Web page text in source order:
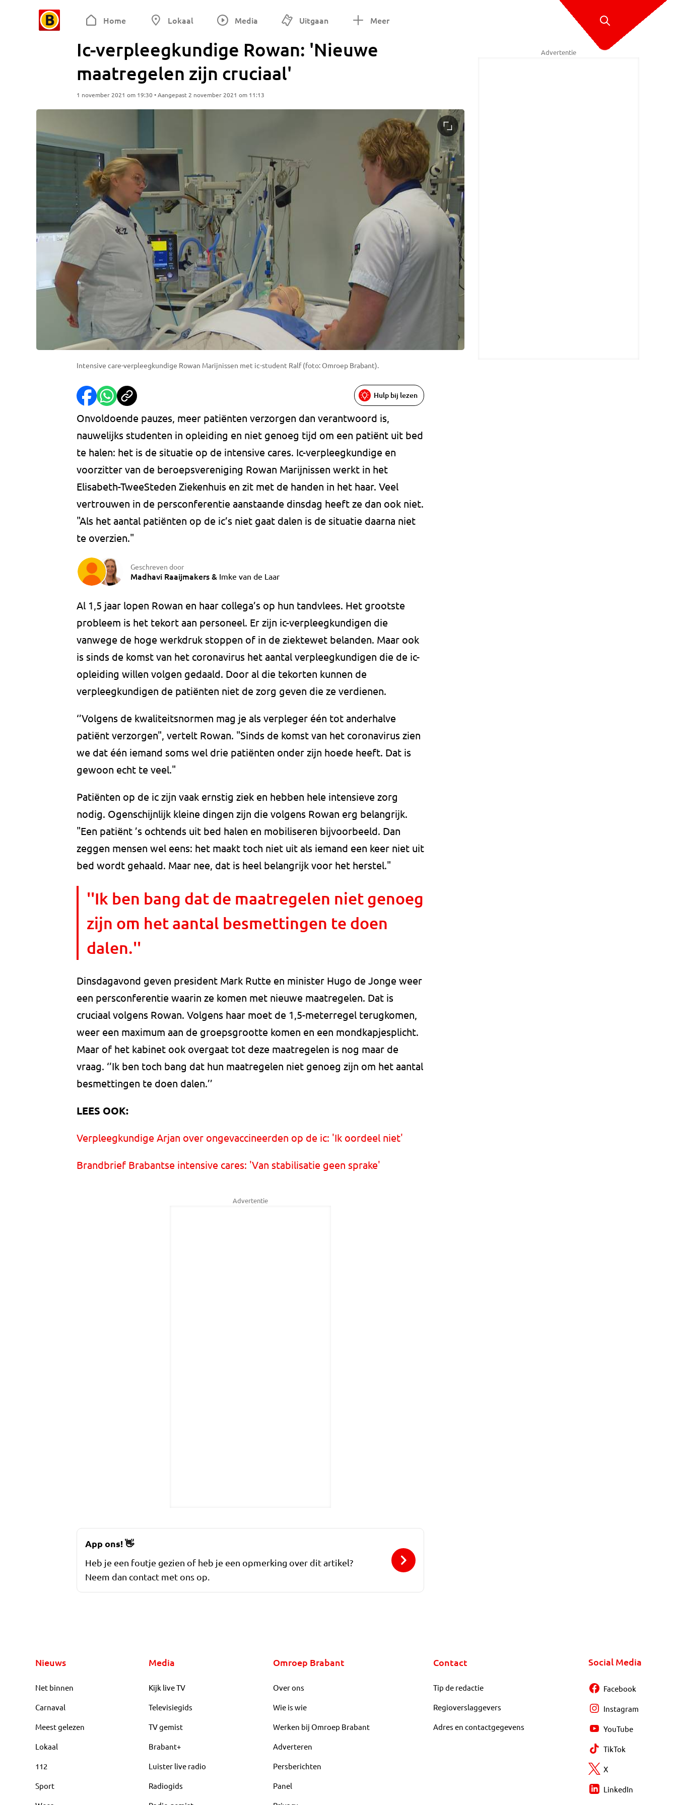
Home Lokaal Media Uitgaan Meer
Ic-verpleegkundige Rowan: 'Nieuwe
maatregelen zijn cruciaal'
1 november 2021 om 19:30 • Aangepast 2 november 2021 om 11:13
Intensive care-verpleegkundige Rowan Marijnissen met ic-student Ralf (foto: Omroep Brabant).
Hulp bij lezen
Onvoldoende pauzes, meer patiënten verzorgen dan verantwoord is,
nauwelijks studenten in opleiding en niet genoeg tijd om een patiënt uit bed
te halen: het is de situatie op de intensive cares. Ic-verpleegkundige en
voorzitter van de beroepsvereniging Rowan Marijnissen werkt in het
Elisabeth-TweeSteden Ziekenhuis en zit met de handen in het haar. Veel
vertrouwen in de persconferentie aanstaande dinsdag heeft ze dan ook niet.
"Als het aantal patiënten op de ic’s niet gaat dalen is de situatie daarna niet
te overzien."
Geschreven door
Madhavi Raaijmakers& Imke van de Laar
Al 1,5 jaar lopen Rowan en haar collega’s op hun tandvlees. Het grootste
probleem is het tekort aan personeel. Er zijn ic-verpleegkundigen die
vanwege de hoge werkdruk stoppen of in de ziektewet belanden. Maar ook
is sinds de komst van het coronavirus het aantal verpleegkundigen die de ic-
opleiding willen volgen gedaald. Door al die tekorten kunnen de
verpleegkundigen de patiënten niet de zorg geven die ze verdienen.
‘’Volgens de kwaliteitsnormen mag je als verpleger één tot anderhalve
patiënt verzorgen", vertelt Rowan. "Sinds de komst van het coronavirus zien
we dat één iemand soms wel drie patiënten onder zijn hoede heeft. Dat is
gewoon echt te veel."
Patiënten op de ic zijn vaak ernstig ziek en hebben hele intensieve zorg
nodig. Ogenschijnlijk kleine dingen zijn die volgens Rowan erg belangrijk.
"Een patiënt ’s ochtends uit bed halen en mobiliseren bijvoorbeeld. Dan
zeggen mensen wel eens: het maakt toch niet uit als iemand een keer niet uit
bed wordt gehaald. Maar nee, dat is heel belangrijk voor het herstel."
''Ik ben bang dat de maatregelen niet genoeg
zijn om het aantal besmettingen te doen
dalen.''
Dinsdagavond geven president Mark Rutte en minister Hugo de Jonge weer
een persconferentie waarin ze komen met nieuwe maatregelen. Dat is
cruciaal volgens Rowan. Volgens haar moet de 1,5-meterregel terugkomen,
weer een maximum aan de groepsgrootte komen en een mondkapjesplicht.
Maar of het kabinet ook overgaat tot deze maatregelen is nog maar de
vraag. ‘’Ik ben toch bang dat hun maatregelen niet genoeg zijn om het aantal
besmettingen te doen dalen.’’
LEES OOK:
Verpleegkundige Arjan over ongevaccineerden op de ic: 'Ik oordeel niet'
Brandbrief Brabantse intensive cares: 'Van stabilisatie geen sprake'
Advertentie
Advertentie
App ons!👋
Heb je een foutje gezien of heb je een opmerking over dit artikel?
Neem dan contact met ons op.
Nieuws
Net binnen
Carnaval
Meest gelezen
Lokaal
112
Sport
Media
Kijk live TV
Televisiegids
TV gemist
Brabant+
Luister live radio
Radiogids
Omroep Brabant
Over ons
Wie is wie
Werken bij Omroep Brabant
Adverteren
Persberichten
Panel
Contact
Tip de redactie
Regioverslaggevers
Adres en contactgegevens
Social Media
Facebook
Instagram
YouTube
TikTok
X
LinkedIn